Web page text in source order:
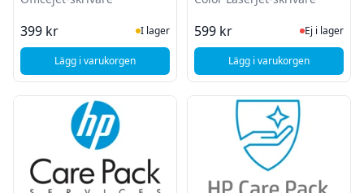
399 kr I Lager
I lager
Lägg i varukorgen, HP 3 års Care Pack med standardutbytesservice för
599 kr Ej i lager,
Ej i lager
Lägg i varukorgen
, HP 2 års